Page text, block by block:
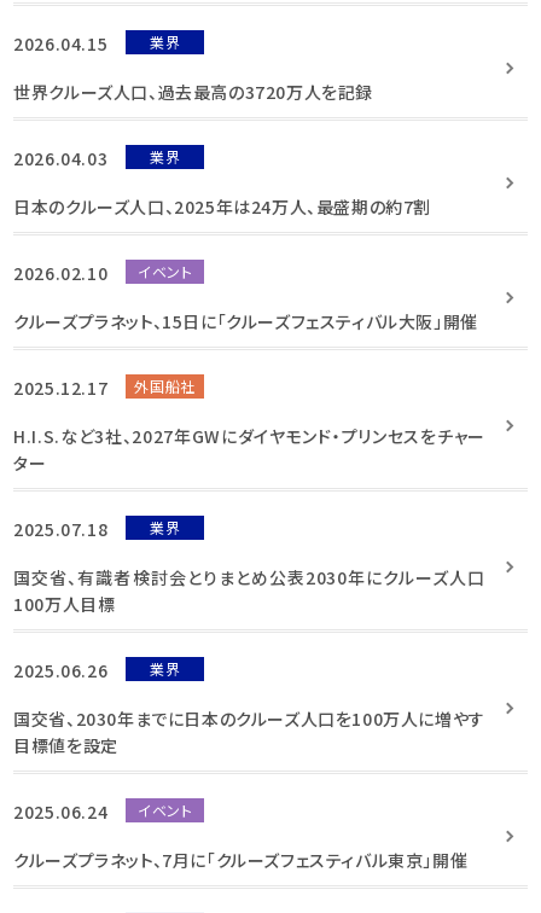
2026.04.15 業界
世界クルーズ人口、過去最高の3720万人を記録
2026.04.03 業界
日本のクルーズ人口、2025年は24万人、最盛期の約7割
2026.02.10 イベント
クルーズプラネット、15日に「クルーズフェスティバル大阪」開催
2025.12.17 外国船社
H.I.S.など3社、2027年GWにダイヤモンド・プリンセスをチャー
ター
2025.07.18 業界
国交省、有識者検討会とりまとめ公表2030年にクルーズ人口
100万人目標
2025.06.26 業界
国交省、2030年までに日本のクルーズ人口を100万人に増やす
目標値を設定
2025.06.24 イベント
クルーズプラネット、7月に「クルーズフェスティバル東京」開催